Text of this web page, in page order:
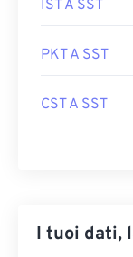
IST A SST
PKT A SST
CST A SST
I tuoi dati,